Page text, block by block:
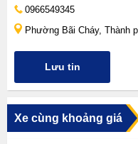
0966549345
Phường Bãi Cháy, Thành
Lưu tin
Xe cùng khoảng giá